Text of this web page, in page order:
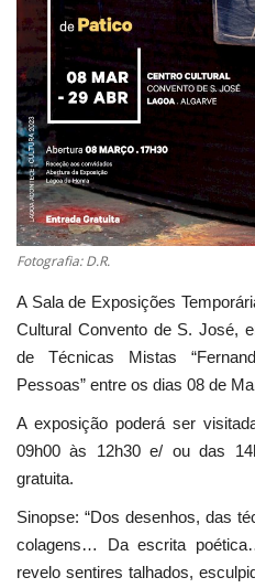
Ambiente
Fotografia: D.R.
A Sala de Exposições
Cultural Convento de S. José,
de Técnicas Mistas
Pessoas” entre os dias 08 de
A exposição poderá ser
09h00 às 12h30 e/ ou das
gratuita.
Sinopse: “Dos desenhos, das
colagens… Da escrita
revelo sentires talhados,